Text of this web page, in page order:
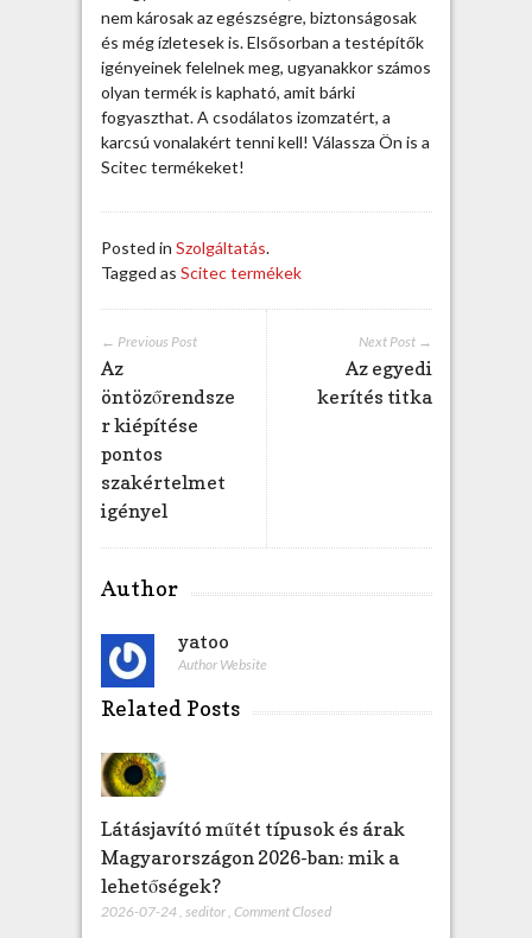
n
e
t
r
ő
l
i
b
g
nem károsak az egészségre, biztonságosak
és még ízletesek is. Elsősorban a testépítők
igényeinek felelnek meg, ugyanakkor számos
olyan termék is kapható, amit bárki
fogyaszthat. A csodálatos izomzatért, a
karcsú vonalakért tenni kell! Válassza Ön is a
Scitec termékeket!
Posted in Szolgáltatás.
Tagged as Scitec termékek
Next Post →
Az egyedi
kerítés titka
← Previous Post
Az
öntözőrendsze
r kiépítése
pontos
szakértelmet
igényel
Author
yatoo
Author Website
Related Posts
Látásjavító műtét típusok és árak
Magyarországon 2026-ban: mik a
lehetőségek?
2026-07-24 seditor Comment Closed